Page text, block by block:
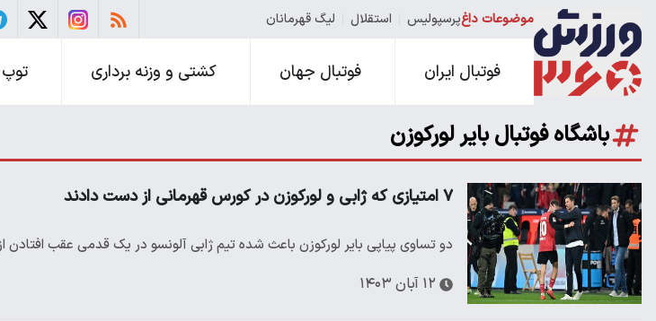
موضوعات داغپرسپولیس استقلال لیگ قهرمانان
فوتبال ایران فوتبال جهان کشتی و وزنه برداری توپ
باشگاه فوتبال بایر لورکوزن
۷ امتیازی که ژابی و لورکوزن در کورس قهرمانی از دست دادند
دو تساوی پیاپی بایر لورکوزن باعث شده تیم ژابی آلونسو در یک ‌قدمی عقب افتادن
۱۲ آبان ۱۴۰۳